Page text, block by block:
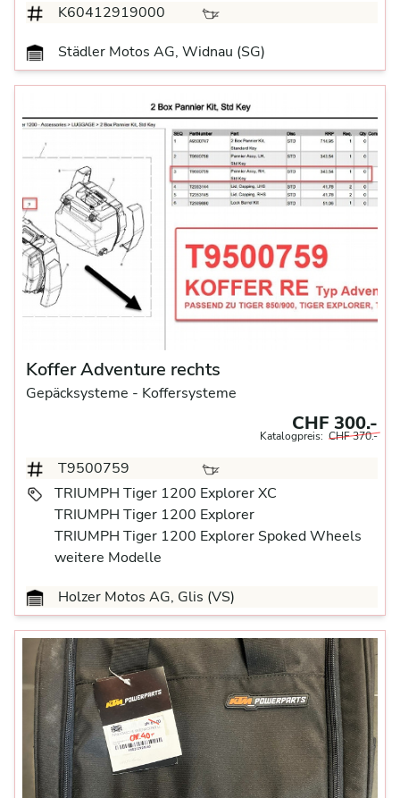
K60412919000
Städler Motos AG, Widnau (SG)
Koffer Adventure rechts
Gepäcksysteme - Koffersysteme
CHF 300.-
Katalogpreis: CHF 370.-
T9500759
TRIUMPH Tiger 1200 Explorer XC
TRIUMPH Tiger 1200 Explorer
TRIUMPH Tiger 1200 Explorer Spoked Wheels
weitere Modelle
Holzer Motos AG, Glis (VS)